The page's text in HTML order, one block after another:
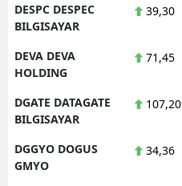
DESPC DESPEC
BILGISAYAR
39,30
DEVA DEVA
HOLDING
71,45
DGATE DATAGATE
BILGISAYAR
107,20
DGGYO DOGUS
GMYO
34,36